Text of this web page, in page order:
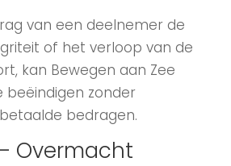
van een deelnemer de
of het verloop van de
kan Bewegen aan Zee
beëindigen zonder
bedragen.
Overmacht